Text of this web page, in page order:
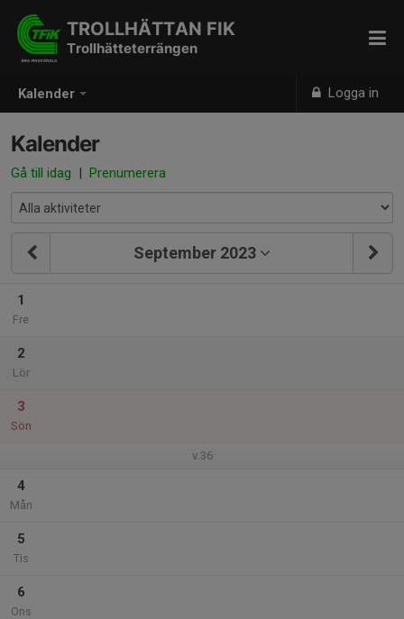
Kalender Logga in
TROLLHÄTTAN FIK
Trollhätteterrängen
Kalender
Gå till idag | Prenumerera
September 2023
1
Fre
2
Lör
3
Sön
v.36
4
Mån
5
Tis
6
Ons